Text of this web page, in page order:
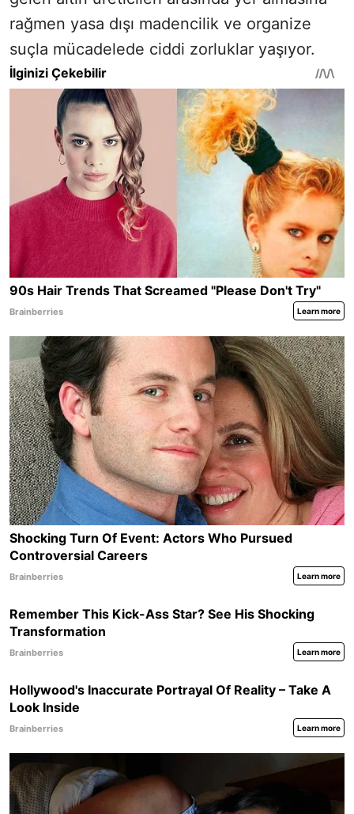
rağmen yasa dışı madencilik ve organize
suçla mücadelede ciddi zorluklar yaşıyor.